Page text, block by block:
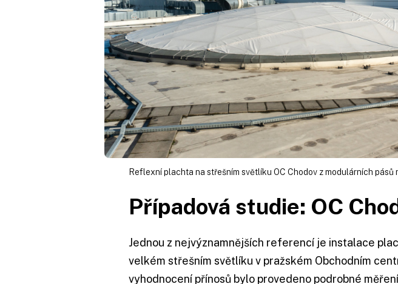
Reflexní plachta na střešním světlíku OC Chodov z modulárních pásů
Případová studie: OC
Jednou z nejvýznamnějších referencí je instalace
velkém střešním světlíku v pražském Obchodním
vyhodnocení přínosů bylo provedeno podrobné